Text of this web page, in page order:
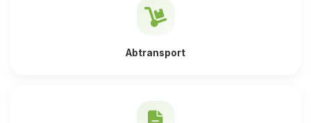
Abtransport